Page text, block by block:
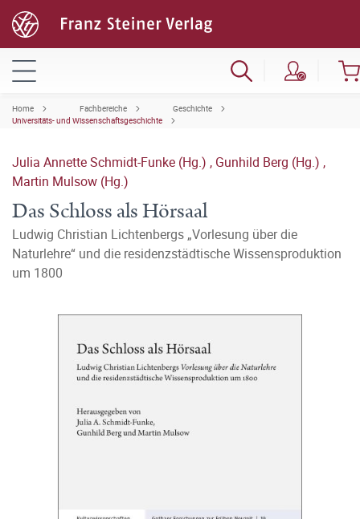
Home Fachbereiche
Geschichte
Universitäts- und Wissenschaftsgeschichte
Julia Annette Schmidt-Funke (Hg.) , Gunhild Berg (Hg.) ,
Martin Mulsow (Hg.)
Das Schloss als Hörsaal
Ludwig Christian Lichtenbergs „Vorlesung über die
Naturlehre“ und die residenzstädtische Wissensproduktion
um 1800